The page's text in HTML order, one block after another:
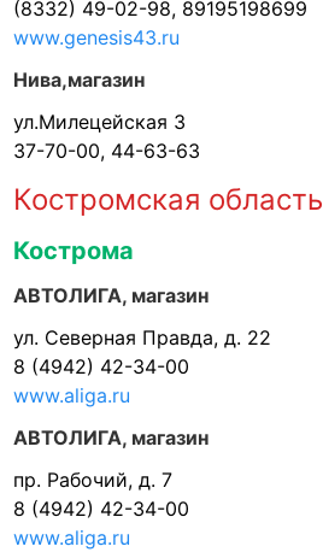
(8332) 49-02-98, 89195198699
www.genesis43.ru
Нива,магазин
ул.Милецейская 3
37-70-00, 44-63-63
Костромская область
Кострома
АВТОЛИГА, магазин
ул. Северная Правда, д. 22
8 (4942) 42-34-00
www.aliga.ru
АВТОЛИГА, магазин
пр. Рабочий, д. 7
8 (4942) 42-34-00
www.aliga.ru